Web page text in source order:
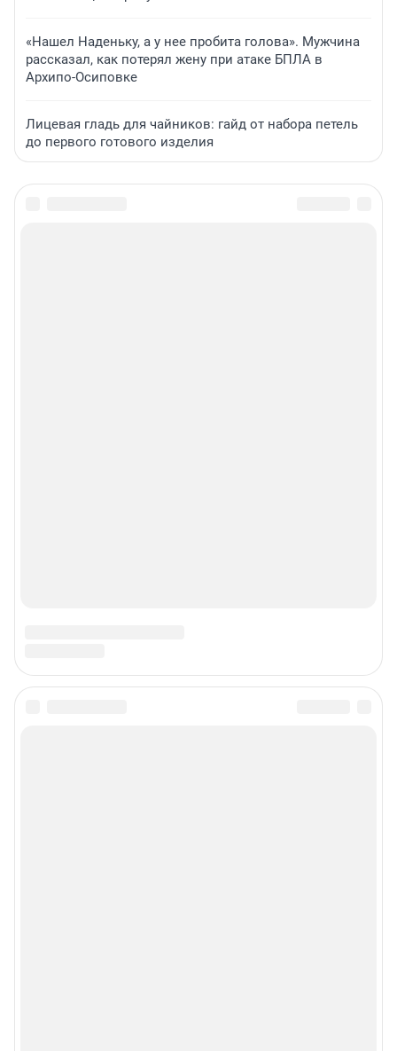
«Нашел Наденьку, а у нее пробита голова». Мужчина
рассказал, как потерял жену при атаке БПЛА в
Архипо-Осиповке
Лицевая гладь для чайников: гайд от набора петель
до первого готового изделия